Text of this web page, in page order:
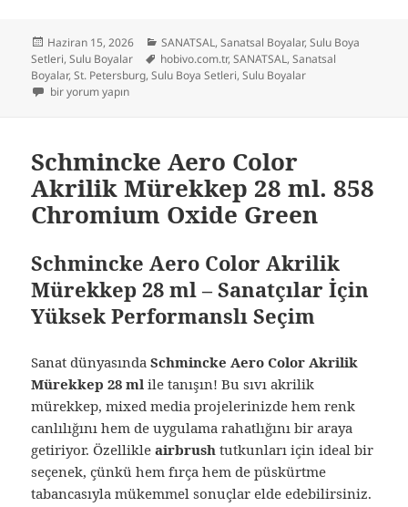
Yayın
tarihi
Haziran 15, 2026 Kategoriler
SANATSAL,Sanatsal Boyalar,Sulu Boya
Setleri,Sulu Boyalar Etiketler
hobivo.com.tr,SANATSAL,Sanatsal
Boyalar,St. Petersburg,Sulu Boya Setleri,Sulu Boyalar
St. Petersburg White Nights Tüp Sulu Boya Seti Sunset 6 Renk x 10 ml.
bir yorum yapın
Schmincke Aero Color
Akrilik Mürekkep 28 ml. 858
Chromium Oxide Green
Schmincke Aero Color Akrilik
Mürekkep 28 ml – Sanatçılar İçin
Yüksek Performanslı Seçim
Sanat dünyasındaSchmincke Aero Color Akrilik
Mürekkep 28 ml ile tanışın! Bu sıvı akrilik
mürekkep, mixed media projelerinizde hem renk
canlılığını hem de uygulama rahatlığını bir araya
getiriyor. Özellikleairbrush tutkunları için ideal bir
seçenek, çünkü hem fırça hem de püskürtme
tabancasıyla mükemmel sonuçlar elde edebilirsiniz.